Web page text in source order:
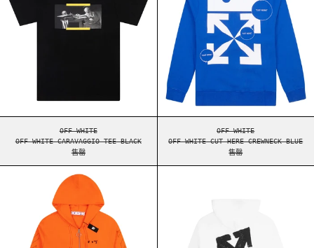
OFF-WHITE
OFF-WHITE CARAVAGGIO TEE BLACK
售罄
OFF-WHITE
OFF-WHITE CUT HERE CREWNECK BLUE
售罄